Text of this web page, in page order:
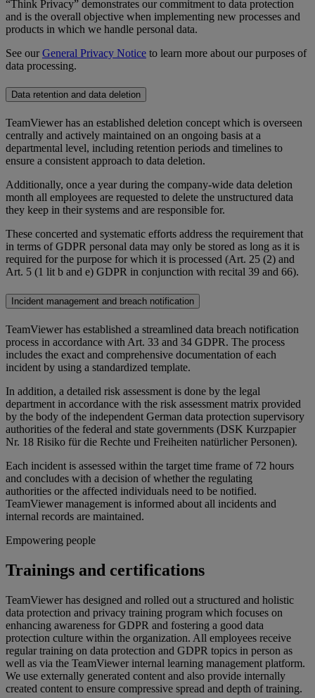
“Think Privacy” demonstrates our commitment to data protection
and is the overall objective when implementing new processes and
products in which we handle personal data.
See ourGeneral Privacy Notice to learn more about our purposes of
data processing.
Data retention and data deletion
TeamViewer has an established deletion concept which is overseen
centrally and actively maintained on an ongoing basis at a
departmental level, including retention periods and timelines to
ensure a consistent approach to data deletion.
Additionally, once a year during the company-wide data deletion
month all employees are requested to delete the unstructured data
they keep in their systems and are responsible for.
These concerted and systematic efforts address the requirement that
in terms of GDPR personal data may only be stored as long as it is
required for the purpose for which it is processed (Art. 25 (2) and
Art. 5 (1 lit b and e) GDPR in conjunction with recital 39 and 66).
Incident management and breach notification
TeamViewer has established a streamlined data breach notification
process in accordance with Art. 33 and 34 GDPR. The process
includes the exact and comprehensive documentation of each
incident by using a standardized template.
In addition, a detailed risk assessment is done by the legal
department in accordance with the risk assessment matrix provided
by the body of the independent German data protection supervisory
authorities of the federal and state governments (DSK Kurzpapier
Nr. 18 Risiko für die Rechte und Freiheiten natürlicher Personen).
Each incident is assessed within the target time frame of 72 hours
and concludes with a decision of whether the regulating
authorities or the affected individuals need to be notified.
TeamViewer management is informed about all incidents and
internal records are maintained.
Empowering people
Trainings and certifications
TeamViewer has designed and rolled out a structured and holistic
data protection and privacy training program which focuses on
enhancing awareness for GDPR and fostering a good data
protection culture within the organization. All employees receive
regular training on data protection and GDPR topics in person as
well as via the TeamViewer internal learning management platform.
We use externally generated content and also provide internally
created content to ensure compressive spread and depth of training.